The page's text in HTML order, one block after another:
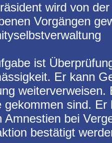
wird von
Vorgängen
ist
Er kann
gekommen sind.
Amnestien bei
bestätigt